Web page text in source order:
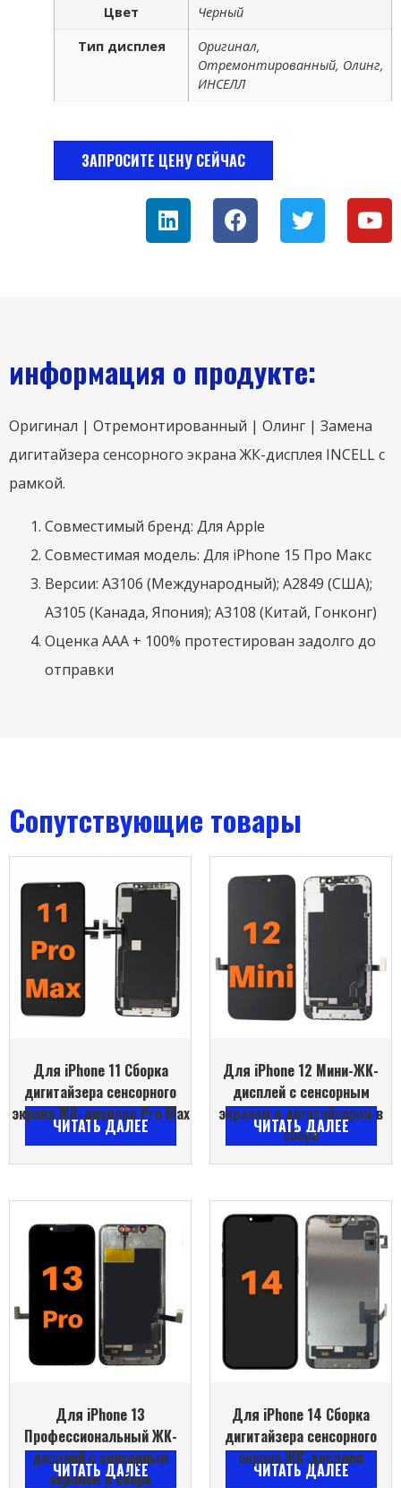
Цвет
Черный
Тип дисплея
Оригинал,
Отремонтированный, Олинг,
ИНСЕЛЛ
ЗАПРОСИТЕ ЦЕНУ СЕЙЧАС
информация о продукте:
Оригинал | Отремонтированный | Олинг | Замена
дигитайзера сенсорного экрана ЖК-дисплея INCELL с
рамкой.
Совместимый бренд: Для Apple
Совместимая модель: Для iPhone 15 Про Макс
Версии: А3106 (Международный); А2849 (США);
А3105 (Канада, Япония); А3108 (Китай, Гонконг)
Оценка ААА + 100% протестирован задолго до
отправки
Сопутствующие товары
Для iPhone 11 Сборка
дигитайзера сенсорного
экрана ЖК-дисплея Pro Max
ЧИТАТЬ ДАЛЕЕ
Для iPhone 12 Мини-ЖК-
дисплей с сенсорным
экраном и дигитайзером в
сборе
ЧИТАТЬ ДАЛЕЕ
Для iPhone 13
Профессиональный ЖК-
дисплей с сенсорным
экраном в сборе
ЧИТАТЬ ДАЛЕЕ
Для iPhone 14 Сборка
дигитайзера сенсорного
экрана ЖК-дисплея
ЧИТАТЬ ДАЛЕЕ